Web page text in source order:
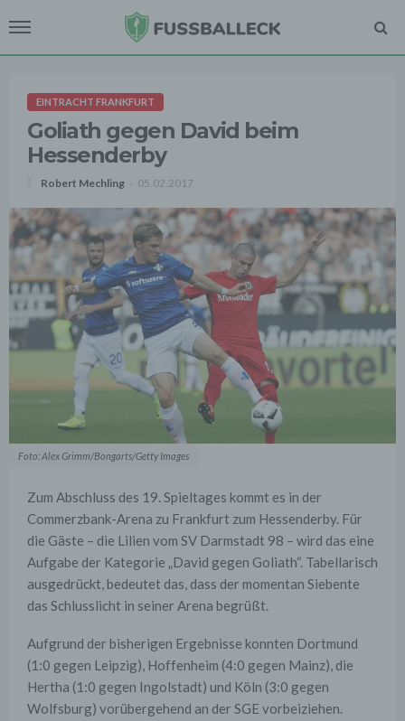
EINTRACHT FRANKFURT
Goliath gegen David beim
Hessenderby
Robert Mechling 05.02.2017
Foto: Alex Grimm/Bongarts/Getty Images
Zum Abschluss des 19. Spieltages kommt es in der
Commerzbank-Arena zu Frankfurt zum Hessenderby. Für
die Gäste – die Lilien vom SV Darmstadt 98 – wird das eine
Aufgabe der Kategorie „David gegen Goliath“. Tabellarisch
ausgedrückt, bedeutet das, dass der momentan Siebente
das Schlusslicht in seiner Arena begrüßt.
Aufgrund der bisherigen Ergebnisse konnten Dortmund
(1:0 gegen Leipzig), Hoffenheim (4:0 gegen Mainz), die
Hertha (1:0 gegen Ingolstadt) und Köln (3:0 gegen
Wolfsburg) vorübergehend an der SGE vorbeiziehen.